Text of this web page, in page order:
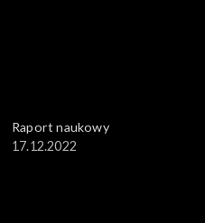
Raport naukowy
17.12.2022